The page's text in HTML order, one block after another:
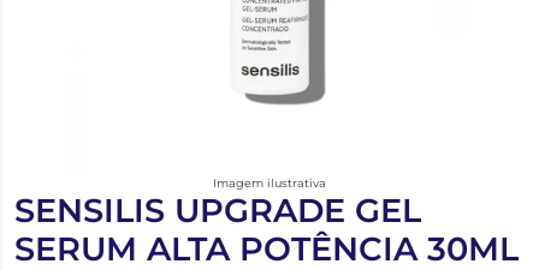
Imagem ilustrativa
SENSILIS UPGRADE GEL
SERUM ALTA POTÊNCIA 30ML